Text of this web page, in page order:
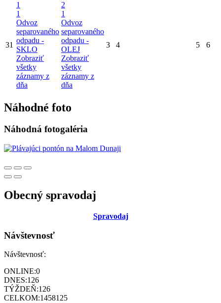
31
1
1
Odvoz
separovaného
odpadu -
SKLO
Zobraziť
všetky
záznamy z
dňa
2
1
Odvoz
separovaného
odpadu -
OLEJ
Zobraziť
všetky
záznamy z
dňa
3 4 5 6
Náhodné foto
Náhodná fotogaléria
Obecný spravodaj
Spravodaj
Návštevnosť
Návštevnosť:
ONLINE:0
DNES:126
TÝŽDEŇ:126
CELKOM:1458125